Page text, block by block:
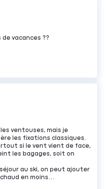
vacances ??
ventouses, mais je
les fixations classiques.
si le vent vient de face,
les bagages, soit on
au ski, on peut ajouter
en moins…